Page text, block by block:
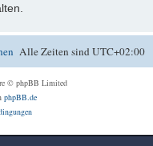
Alle Zeiten sindUTC+02:00
© phpBB Limited
phpBB.de